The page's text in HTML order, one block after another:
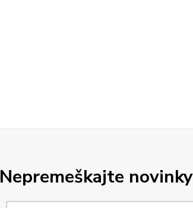
Nepremeškajte